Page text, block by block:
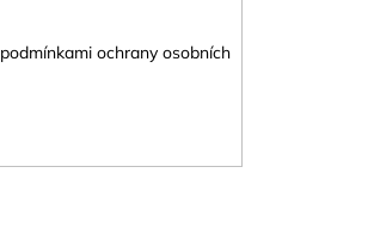
podmínkami ochrany osobních